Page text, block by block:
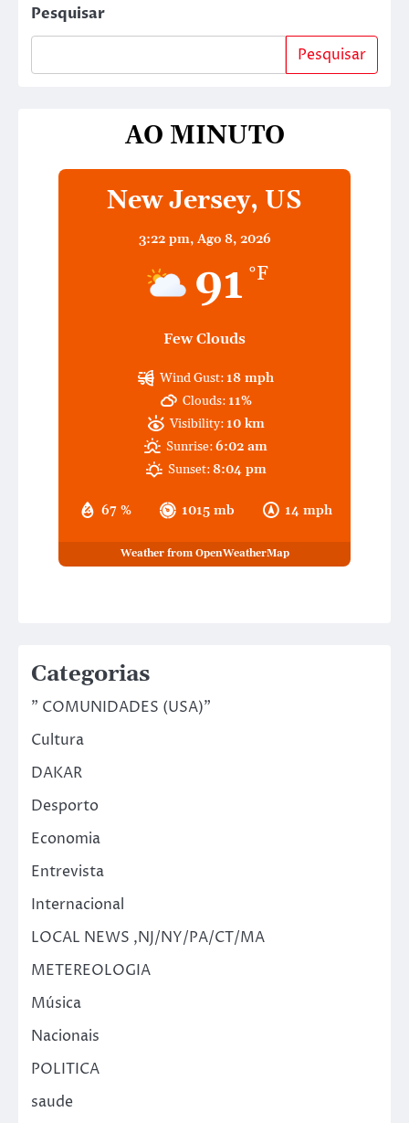
Pesquisar
Pesquisar
AO MINUTO
New Jersey, US
3:22 pm, Ago 8, 2026
91 °F
Few Clouds
67 % 1015 mb 14 mph
Wind Gust: 18 mph
Clouds: 11%
Visibility: 10 km
Sunrise:6:02 am
Sunset:8:04 pm
Weather from OpenWeatherMap
Categorias
" COMUNIDADES (USA)"
Cultura
DAKAR
Desporto
Economia
Entrevista
Internacional
LOCAL NEWS ,NJ/NY/PA/CT/MA
METEREOLOGIA
Música
Nacionais
POLITICA
saude